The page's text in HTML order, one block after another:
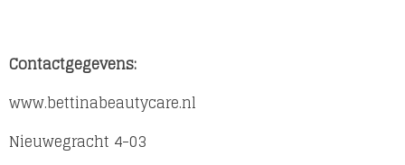
Contactgegevens:
www.bettinabeautycare.nl
Nieuwegracht 4-03